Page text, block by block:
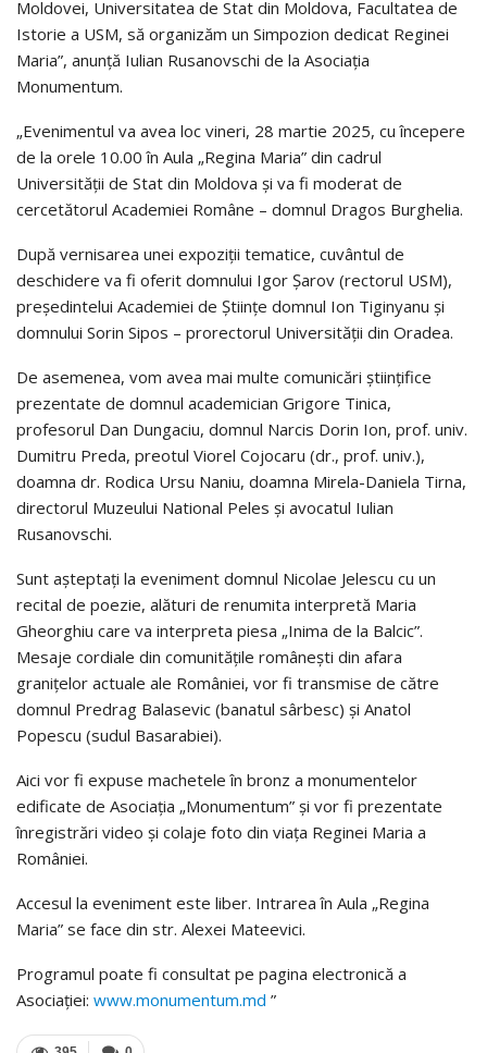
Moldovei, Universitatea de Stat din Moldova, Facultatea de
Istorie a USM, să organizăm un Simpozion dedicat Reginei
Maria”, anunță Iulian Rusanovschi de la Asociația
Monumentum.
„Evenimentul va avea loc vineri, 28 martie 2025, cu începere
de la orele 10.00 în Aula „Regina Maria” din cadrul
Universității de Stat din Moldova și va fi moderat de
cercetătorul Academiei Române – domnul Dragos Burghelia.
După vernisarea unei expoziții tematice, cuvântul de
deschidere va fi oferit domnului Igor Șarov (rectorul USM),
președintelui Academiei de Științe domnul Ion Tiginyanu și
domnului Sorin Sipos – prorectorul Universității din Oradea.
De asemenea, vom avea mai multe comunicări științifice
prezentate de domnul academician Grigore Tinica,
profesorul Dan Dungaciu, domnul Narcis Dorin Ion, prof. univ.
Dumitru Preda, preotul Viorel Cojocaru (dr., prof. univ.),
doamna dr. Rodica Ursu Naniu, doamna Mirela-Daniela Tirna,
directorul Muzeului National Peles și avocatul Iulian
Rusanovschi.
Sunt așteptați la eveniment domnul Nicolae Jelescu cu un
recital de poezie, alături de renumita interpretă Maria
Gheorghiu care va interpreta piesa „Inima de la Balcic”.
Mesaje cordiale din comunitățile românești din afara
granițelor actuale ale României, vor fi transmise de către
domnul Predrag Balasevic (banatul sârbesc) și Anatol
Popescu (sudul Basarabiei).
Aici vor fi expuse machetele în bronz a monumentelor
edificate de Asociația „Monumentum” și vor fi prezentate
înregistrări video și colaje foto din viața Reginei Maria a
României.
Accesul la eveniment este liber. Intrarea în Aula „Regina
Maria” se face din str. Alexei Mateevici.
Programul poate fi consultat pe pagina electronică a
Asociației: www.monumentum.md ”